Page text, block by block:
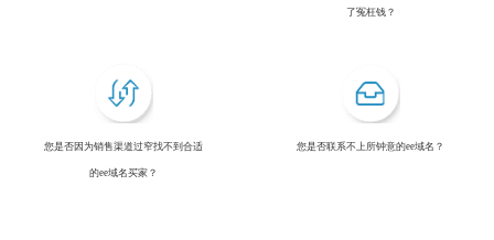
了冤枉钱？
您是否因为销售渠道过窄找不到合适
的ee域名买家？
您是否联系不上所钟意的ee域名？